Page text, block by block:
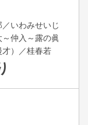
いわみせいじ
～仲入～露の眞
才）／桂春若